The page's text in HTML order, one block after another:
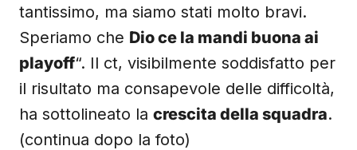
tantissimo, ma siamo stati molto bravi.
Speriamo che Dio ce la mandi buona ai
playoff“. Il ct, visibilmente soddisfatto per
il risultato ma consapevole delle difficoltà,
ha sottolineato la crescita della squadra.
(continua dopo la foto)